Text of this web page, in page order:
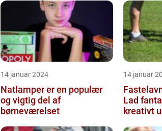
14 januar 2024
Natlamper er en populær
og vigtig del af
børneværelset
14 januar
Lad
kreativt